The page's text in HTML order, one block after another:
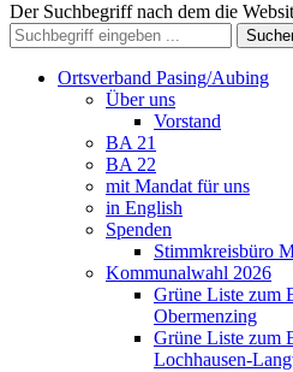
Der Suchbegriff nach dem die
Ortsverband Pasing/Aubing
Über uns
Vorstand
BA 21
BA 22
mit Mandat für uns
in English
Spenden
Stimmkreisbüro
Kommunalwahl 2026
Grüne Liste zum
Obermenzing
Grüne Liste zum
Lochhausen-